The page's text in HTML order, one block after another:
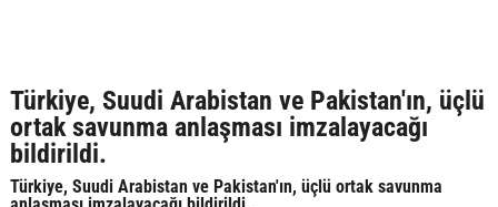
Türkiye, Suudi Arabistan ve Pakistan'ın, üçlü
ortak savunma anlaşması imzalayacağı
bildirildi.
Türkiye, Suudi Arabistan ve Pakistan'ın, üçlü ortak savunma